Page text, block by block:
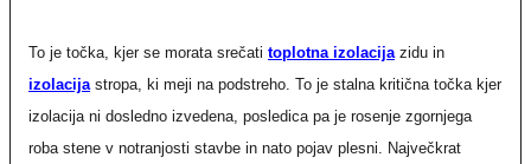
To je točka, kjer se morata srečati toplotna izolacija zidu in
izolacija stropa, ki meji na podstreho. To je stalna kritična točka kjer
izolacija ni dosledno izvedena, posledica pa je rosenje zgornjega
roba stene v notranjosti stavbe in nato pojav plesni. Največkrat